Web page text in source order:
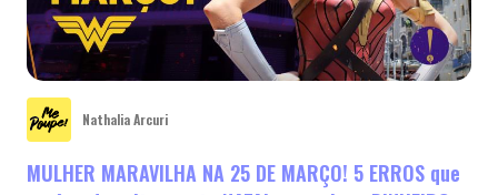
Nathalia Arcuri
MULHER MARAVILHA NA 25 DE MARÇO! 5 ERROS que